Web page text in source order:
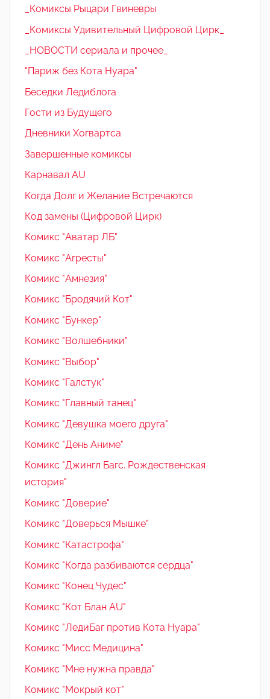
_Комиксы Рыцари Гвиневры
_Комиксы Удивительный Цифровой Цирк_
_НОВОСТИ сериала и прочее_
"Париж без Кота Нуара"
Беседки Ледиблога
Гости из Будущего
Дневники Хогвартса
Завершенные комиксы
Карнавал AU
Когда Долг и Желание Встречаются
Код замены (Цифровой Цирк)
Комикс "Аватар ЛБ"
Комикс "Агресты"
Комикс "Амнезия"
Комикс "Бродячий Кот"
Комикс "Бункер"
Комикс "Волшебники"
Комикс "Выбор"
Комикс "Галстук"
Комикс "Главный танец"
Комикс "Девушка моего друга"
Комикс "День Аниме"
Комикс "Джингл Багс. Рождественская
история"
Комикс "Доверие"
Комикс "Доверься Мышке"
Комикс "Катастрофа"
Комикс "Когда разбиваются сердца"
Комикс "Конец Чудес"
Комикс "Кот Блан AU"
Комикс "ЛедиБаг против Кота Нуара"
Комикс "Мисс Медицина"
Комикс "Мне нужна правда"
Комикс "Мокрый кот"